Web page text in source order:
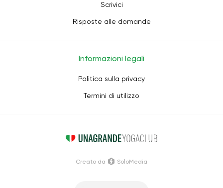
Scrivici
Risposte alle domande
Informazioni legali
Politica sulla privacy
Termini di utilizzo
Creato da SoloMedia